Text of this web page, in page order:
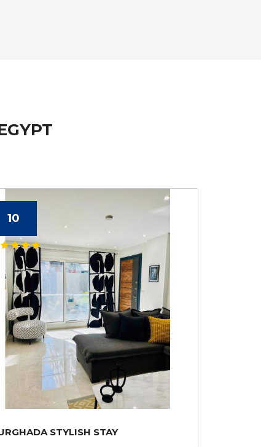
10
STYLISH STAY